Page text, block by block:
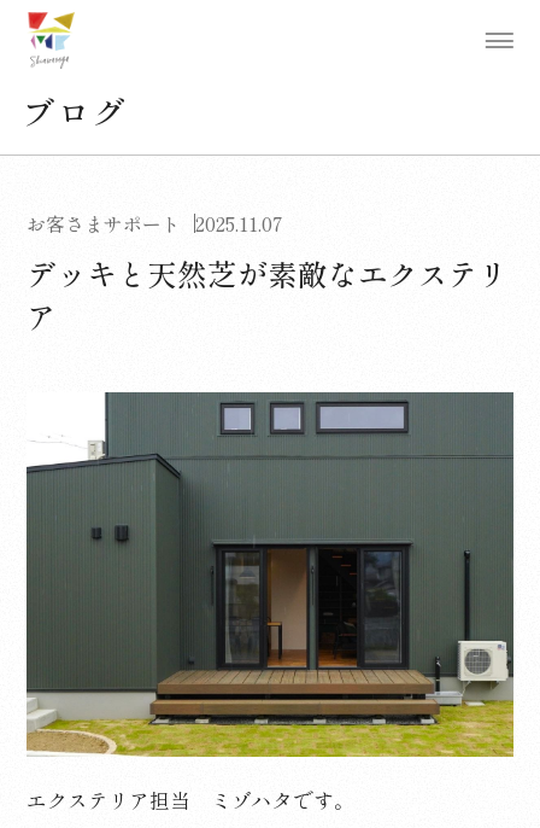
ブログ
お客さまサポート 2025.11.07
デッキと天然芝が素敵なエクステリ
ア
エクステリア担当 ミゾハタです。